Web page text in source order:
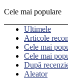
Cele mai populare
Ultimele
Articole
Cele mai
Cele mai
După
Aleator